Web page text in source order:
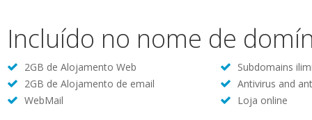
Incluído no nome de
2GB de Alojamento Web
Subdomains
2GB de Alojamento de email
Antivirus and
WebMail
Loja online